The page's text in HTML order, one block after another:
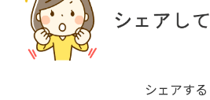
シェアする